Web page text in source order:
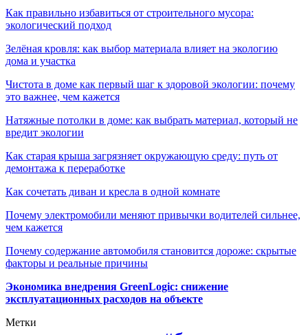
Как правильно избавиться от строительного мусора:
экологический подход
Зелёная кровля: как выбор материала влияет на экологию
дома и участка
Чистота в доме как первый шаг к здоровой экологии: почему
это важнее, чем кажется
Натяжные потолки в доме: как выбрать материал, который не
вредит экологии
Как старая крыша загрязняет окружающую среду: путь от
демонтажа к переработке
Как сочетать диван и кресла в одной комнате
Почему электромобили меняют привычки водителей сильнее,
чем кажется
Почему содержание автомобиля становится дороже: скрытые
факторы и реальные причины
Экономика внедрения GreenLogic: снижение
эксплуатационных расходов на объекте
Метки